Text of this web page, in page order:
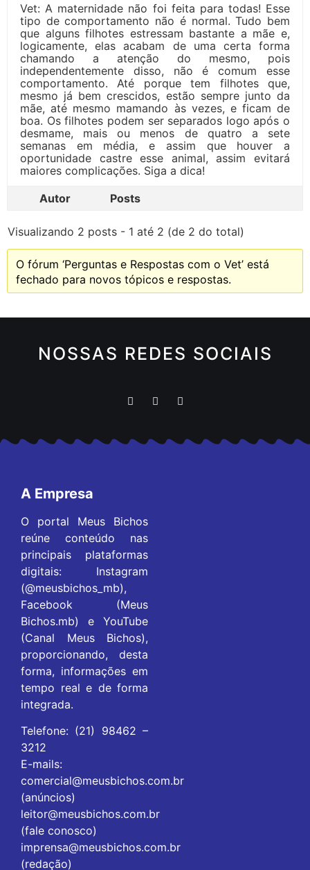
Vet: A maternidade não foi feita para todas! Esse
tipo de comportamento não é normal. Tudo bem
que alguns filhotes estressam bastante a mãe e,
logicamente, elas acabam de uma certa forma
chamando a atenção do mesmo, pois
independentemente disso, não é comum esse
comportamento. Até porque tem filhotes que,
mesmo já bem crescidos, estão sempre junto da
mãe, até mesmo mamando às vezes, e ficam de
boa. Os filhotes podem ser separados logo após o
desmame, mais ou menos de quatro a sete
semanas em média, e assim que houver a
oportunidade castre esse animal, assim evitará
maiores complicações. Siga a dica!
Autor
Posts
Visualizando 2 posts - 1 até 2 (de 2 do total)
O fórum ‘Perguntas e Respostas com o Vet’ está
fechado para novos tópicos e respostas.
NOSSAS REDES SOCIAIS
A Empresa
O portal Meus Bichos
reúne conteúdo nas
principais plataformas
digitais: Instagram
(@meusbichos_mb),
Facebook (Meus
Bichos.mb) e YouTube
(Canal Meus Bichos),
proporcionando, desta
forma, informações em
tempo real e de forma
integrada.
Telefone: (21) 98462 –
3212
E-mails:
comercial@meusbichos.com.br
(anúncios)
leitor@meusbichos.com.br
(fale conosco)
imprensa@meusbichos.com.br
(redação)